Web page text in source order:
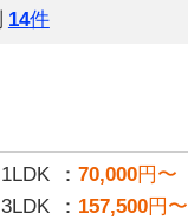
14件
1LDK 70,000円〜
3LDK 157,500円〜